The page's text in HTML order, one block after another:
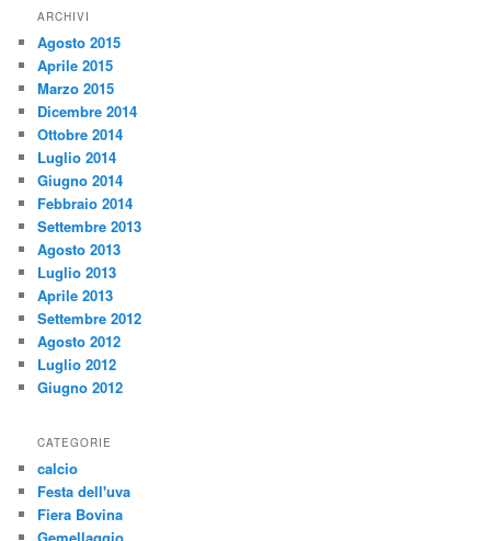
l
o
ARCHIVI
Agosto 2015
Aprile 2015
Marzo 2015
Dicembre 2014
Ottobre 2014
Luglio 2014
Giugno 2014
Febbraio 2014
Settembre 2013
Agosto 2013
Luglio 2013
Aprile 2013
Settembre 2012
Agosto 2012
Luglio 2012
Giugno 2012
CATEGORIE
calcio
Festa dell'uva
Fiera Bovina